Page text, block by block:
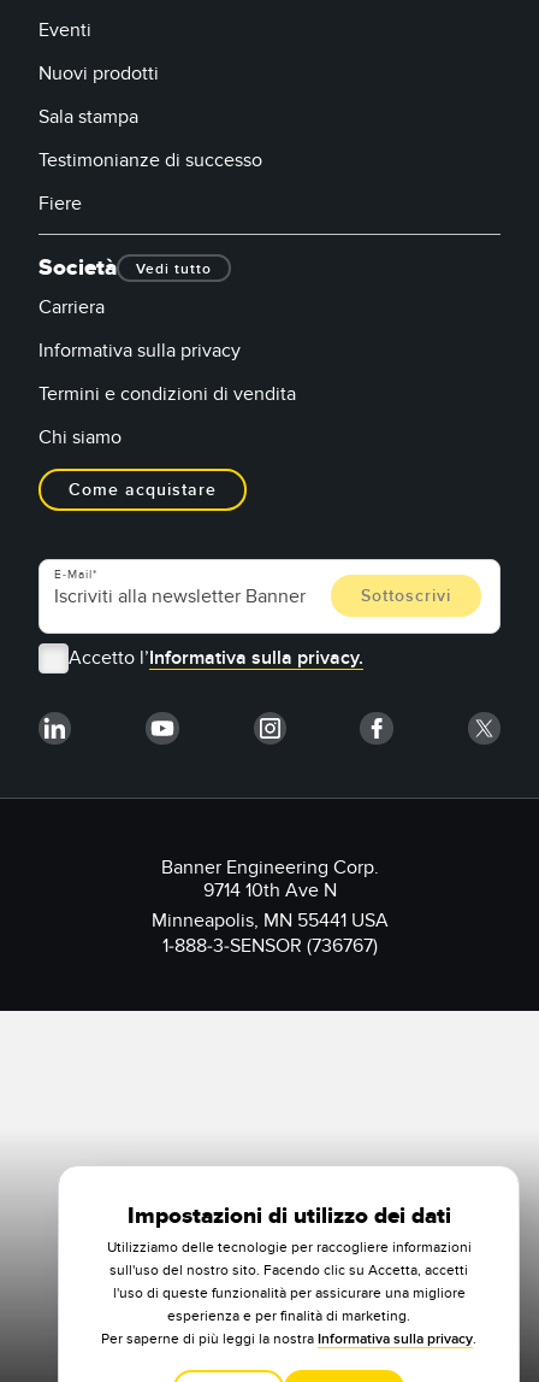
Eventi
Nuovi prodotti
Sala stampa
Testimonianze di successo
Fiere
Società Vedi tutto
Carriera
Informativa sulla privacy
Termini e condizioni di vendita
Chi siamo
Come acquistare
E-Mail
Accetto l’Informativa sulla privacy.
Banner Engineering Corp.
9714 10th Ave N
Minneapolis, MN 55441 USA
1-888-3-SENSOR (736767)
Impostazioni di utilizzo dei dati
Utilizziamo delle tecnologie per raccogliere informazioni
sull'uso del nostro sito. Facendo clic su Accetta, accetti
l'uso di queste funzionalità per assicurare una migliore
esperienza e per finalità di marketing.
Per saperne di più leggi la nostra Informativa sulla privacy.